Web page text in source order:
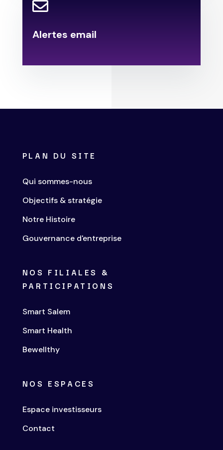

Alertes email
PLAN DU SITE
Qui sommes-nous
Objectifs & stratégie
Notre Histoire
Gouvernance d'entreprise
NOS FILIALES &
PARTICIPATIONS
Smart Salem
Smart Health
Bewellthy
NOS ESPACES
Espace investisseurs
Contact